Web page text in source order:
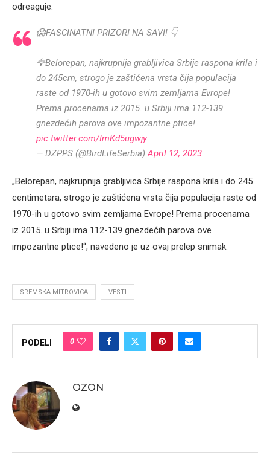
odreaguje.
😱FASCINATNI PRIZORI NA SAVI! 👇
🦅Belorepan, najkrupnija grabljivica Srbije raspona krila i
do 245cm, strogo je zaštićena vrsta čija populacija
raste od 1970-ih u gotovo svim zemljama Evrope!
Prema procenama iz 2015. u Srbiji ima 112-139
gnezdećih parova ove impozantne ptice!
pic.twitter.com/ImKd5ugwjy
— DZPPS (@BirdLifeSerbia)April 12, 2023
„Belorepan, najkrupnija grabljivica Srbije raspona krila i do 245
centimetara, strogo je zaštićena vrsta čija populacija raste od
1970-ih u gotovo svim zemljama Evrope! Prema procenama
iz 2015. u Srbiji ima 112-139 gnezdećih parova ove
impozantne ptice!“, navedeno je uz ovaj prelep snimak.
SREMSKA MITROVICA VESTI
PODELI 0
OZON